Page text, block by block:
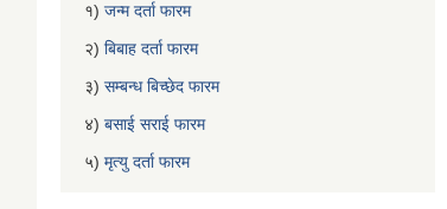
१) जन्म दर्ता फारम
२) बिबाह दर्ता फारम
३) सम्बन्ध बिच्छेद फारम
४) बसाई सराई फारम
५) मृत्यु दर्ता फारम